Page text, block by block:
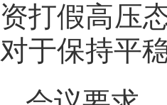
资打假高压
对于保持平